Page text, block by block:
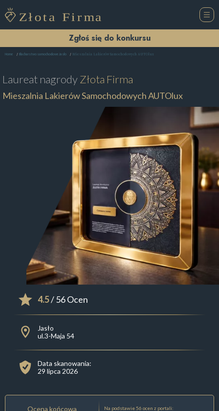
Zgłoś się do konkursu
Home Blacharstwo samochodowe Jasło Mieszalnia Lakierów Samochodowych AUTOlux
Laureat nagrodyZłota Firma
Mieszalnia Lakierów Samochodowych AUTOlux
4.5/ 56 Ocen
Jasło
ul.3-Maja 54
Data skanowania:
29 lipca 2026
Ocena końcowa Na podstawie 56 ocen z portali: